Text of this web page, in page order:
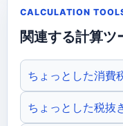
CALCULATION
関連する計算ツ
ちょっとした消費
ちょっとした税抜